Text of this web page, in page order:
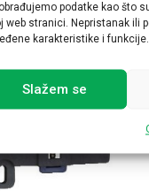
podatke kao što
web stranici. Nepristanak ili
karakteristike i funkcije.
Slažem se